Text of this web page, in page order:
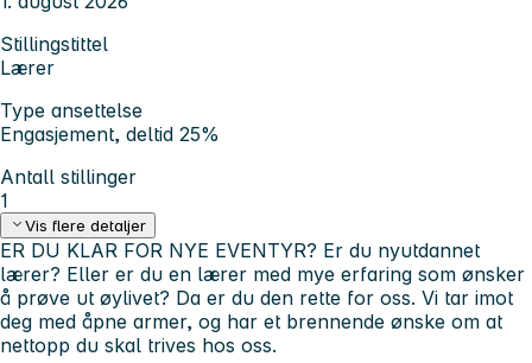
Stillingstittel
Lærer
Type ansettelse
Engasjement, deltid 25%
Antall stillinger
1
Vis flere detaljer
ER DU KLAR FOR NYE EVENTYR? Er du nyutdannet
lærer? Eller er du en lærer med mye erfaring som ønsker
å prøve ut øylivet? Da er du den rette for oss. Vi tar imot
deg med åpne armer, og har et brennende ønske om at
nettopp du skal trives hos oss.